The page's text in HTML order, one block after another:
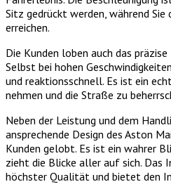
Sitz gedrückt werden, während Sie
erreichen.
Die Kunden loben auch das
Selbst bei hohen
und reaktionsschnell. Es ist ein
nehmen und die Straße zu
Neben der Leistung und dem
ansprechende Design des Aston
Kunden gelobt. Es ist ein wahrer
zieht die Blicke aller auf sich. Das
höchster Qualität und bietet den